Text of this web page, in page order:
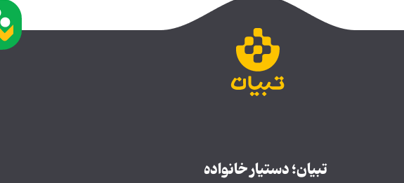
تبیان؛ دستیار خانواده